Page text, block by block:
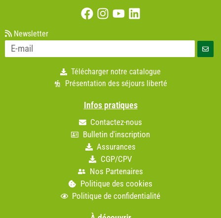
Newsletter
Télécharger notre catalogue
Présentation des séjours liberté
Infos pratiques
Contactez-nous
Bulletin d'inscription
Assurances
CGP/CPV
Nos Partenaires
Politique des cookies
Politique de confidentialité